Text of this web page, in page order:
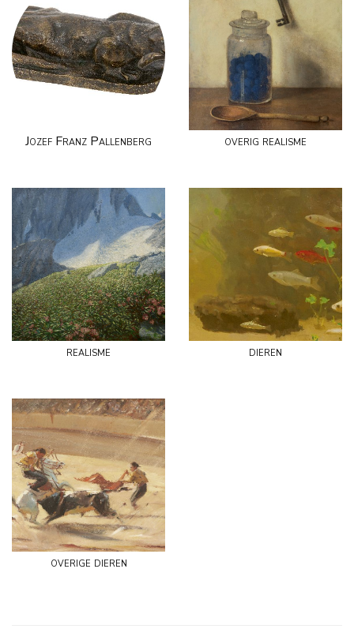
Jozef Franz Pallenberg overig realisme
realisme dieren
overige dieren